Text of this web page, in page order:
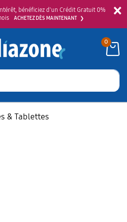
×
bénéficiez d'un Crédit Gratuit 0%
ACHETEZ DÈS MAINTENANT
0
& Tablettes